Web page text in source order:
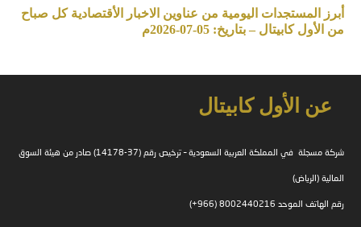
أبرز المستجدات اليومية من عناوين الاخبار الأقتصادية كل صباح
من الأول كابيتال – بتاريخ: 05-07-2026م
عن الأول كابيتال
شركة مسجلة في المملكة العربية السعودية – ترخيص رقم (37-14178) صادر من هيئة السوق
المالية (الرياض)
رقم الهاتف الموحد 8002440216 (966+)